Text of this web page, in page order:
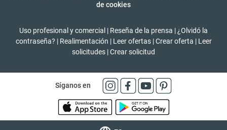
de cookies
Uso profesional y comercial | Reseña de la prensa | ¿Olvidó la
contraseña? | Realimentación | Leer ofertas | Crear oferta | Leer
solicitudes |Crear solicitud
Síganos en